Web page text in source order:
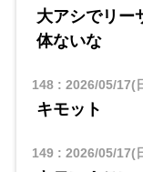
大アシでリー
体ないな
148: 2026/05/17(
キモット
149: 2026/05/17(